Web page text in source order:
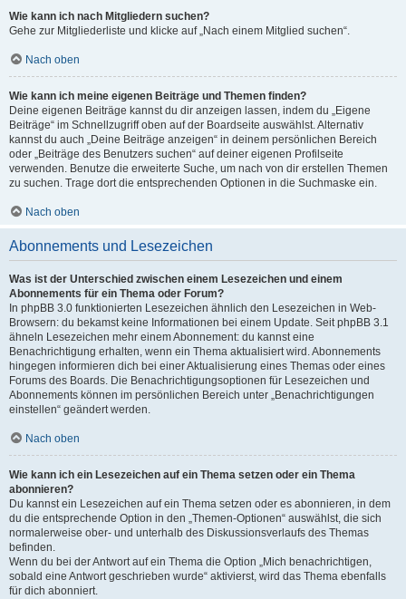
Wie kann ich nach Mitgliedern suchen?
Gehe zur Mitgliederliste und klicke auf „Nach einem Mitglied suchen“.
Nach oben
Wie kann ich meine eigenen Beiträge und Themen finden?
Deine eigenen Beiträge kannst du dir anzeigen lassen, indem du „Eigene
Beiträge“ im Schnellzugriff oben auf der Boardseite auswählst. Alternativ
kannst du auch „Deine Beiträge anzeigen“ in deinem persönlichen Bereich
oder „Beiträge des Benutzers suchen“ auf deiner eigenen Profilseite
verwenden. Benutze die erweiterte Suche, um nach von dir erstellen Themen
zu suchen. Trage dort die entsprechenden Optionen in die Suchmaske ein.
Nach oben
Abonnements und Lesezeichen
Was ist der Unterschied zwischen einem Lesezeichen und einem
Abonnements für ein Thema oder Forum?
In phpBB 3.0 funktionierten Lesezeichen ähnlich den Lesezeichen in Web-
Browsern: du bekamst keine Informationen bei einem Update. Seit phpBB 3.1
ähneln Lesezeichen mehr einem Abonnement: du kannst eine
Benachrichtigung erhalten, wenn ein Thema aktualisiert wird. Abonnements
hingegen informieren dich bei einer Aktualisierung eines Themas oder eines
Forums des Boards. Die Benachrichtigungsoptionen für Lesezeichen und
Abonnements können im persönlichen Bereich unter „Benachrichtigungen
einstellen“ geändert werden.
Nach oben
Wie kann ich ein Lesezeichen auf ein Thema setzen oder ein Thema
abonnieren?
Du kannst ein Lesezeichen auf ein Thema setzen oder es abonnieren, in dem
du die entsprechende Option in den „Themen-Optionen“ auswählst, die sich
normalerweise ober- und unterhalb des Diskussionsverlaufs des Themas
befinden.
Wenn du bei der Antwort auf ein Thema die Option „Mich benachrichtigen,
sobald eine Antwort geschrieben wurde“ aktivierst, wird das Thema ebenfalls
für dich abonniert.